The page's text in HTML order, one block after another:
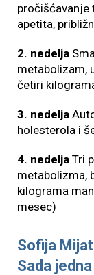
pročišćavanje
apetita,
2. nedelja
metabolizam,
četiri
3. nedelja
holesterola i
4. nedelja Tri
metabolizma,
kilograma
mesec)
Sofija
Sada